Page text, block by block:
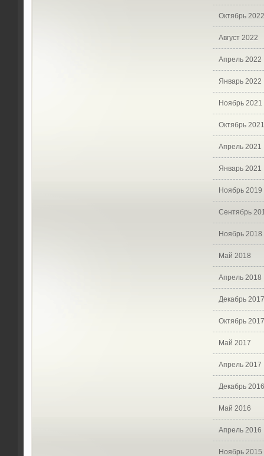
Октябрь 2022
Август 2022
Апрель 2022
Январь 2022
Ноябрь 2021
Октябрь 2021
Апрель 2021
Январь 2021
Ноябрь 2019
Сентябрь
Ноябрь 2018
Май 2018
Апрель 2018
Декабрь 2017
Октябрь 2017
Май 2017
Апрель 2017
Декабрь 2016
Май 2016
Апрель 2016
Ноябрь 2015